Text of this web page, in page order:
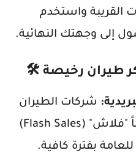
القريبة واستخدم
إلى وجهتك النهائية.
طيران رخيصة 🛠️
شركات الطيران
الاقتصادي ترسل عروضاً "فلاش" (Flash Sales)
بفترة كافية.